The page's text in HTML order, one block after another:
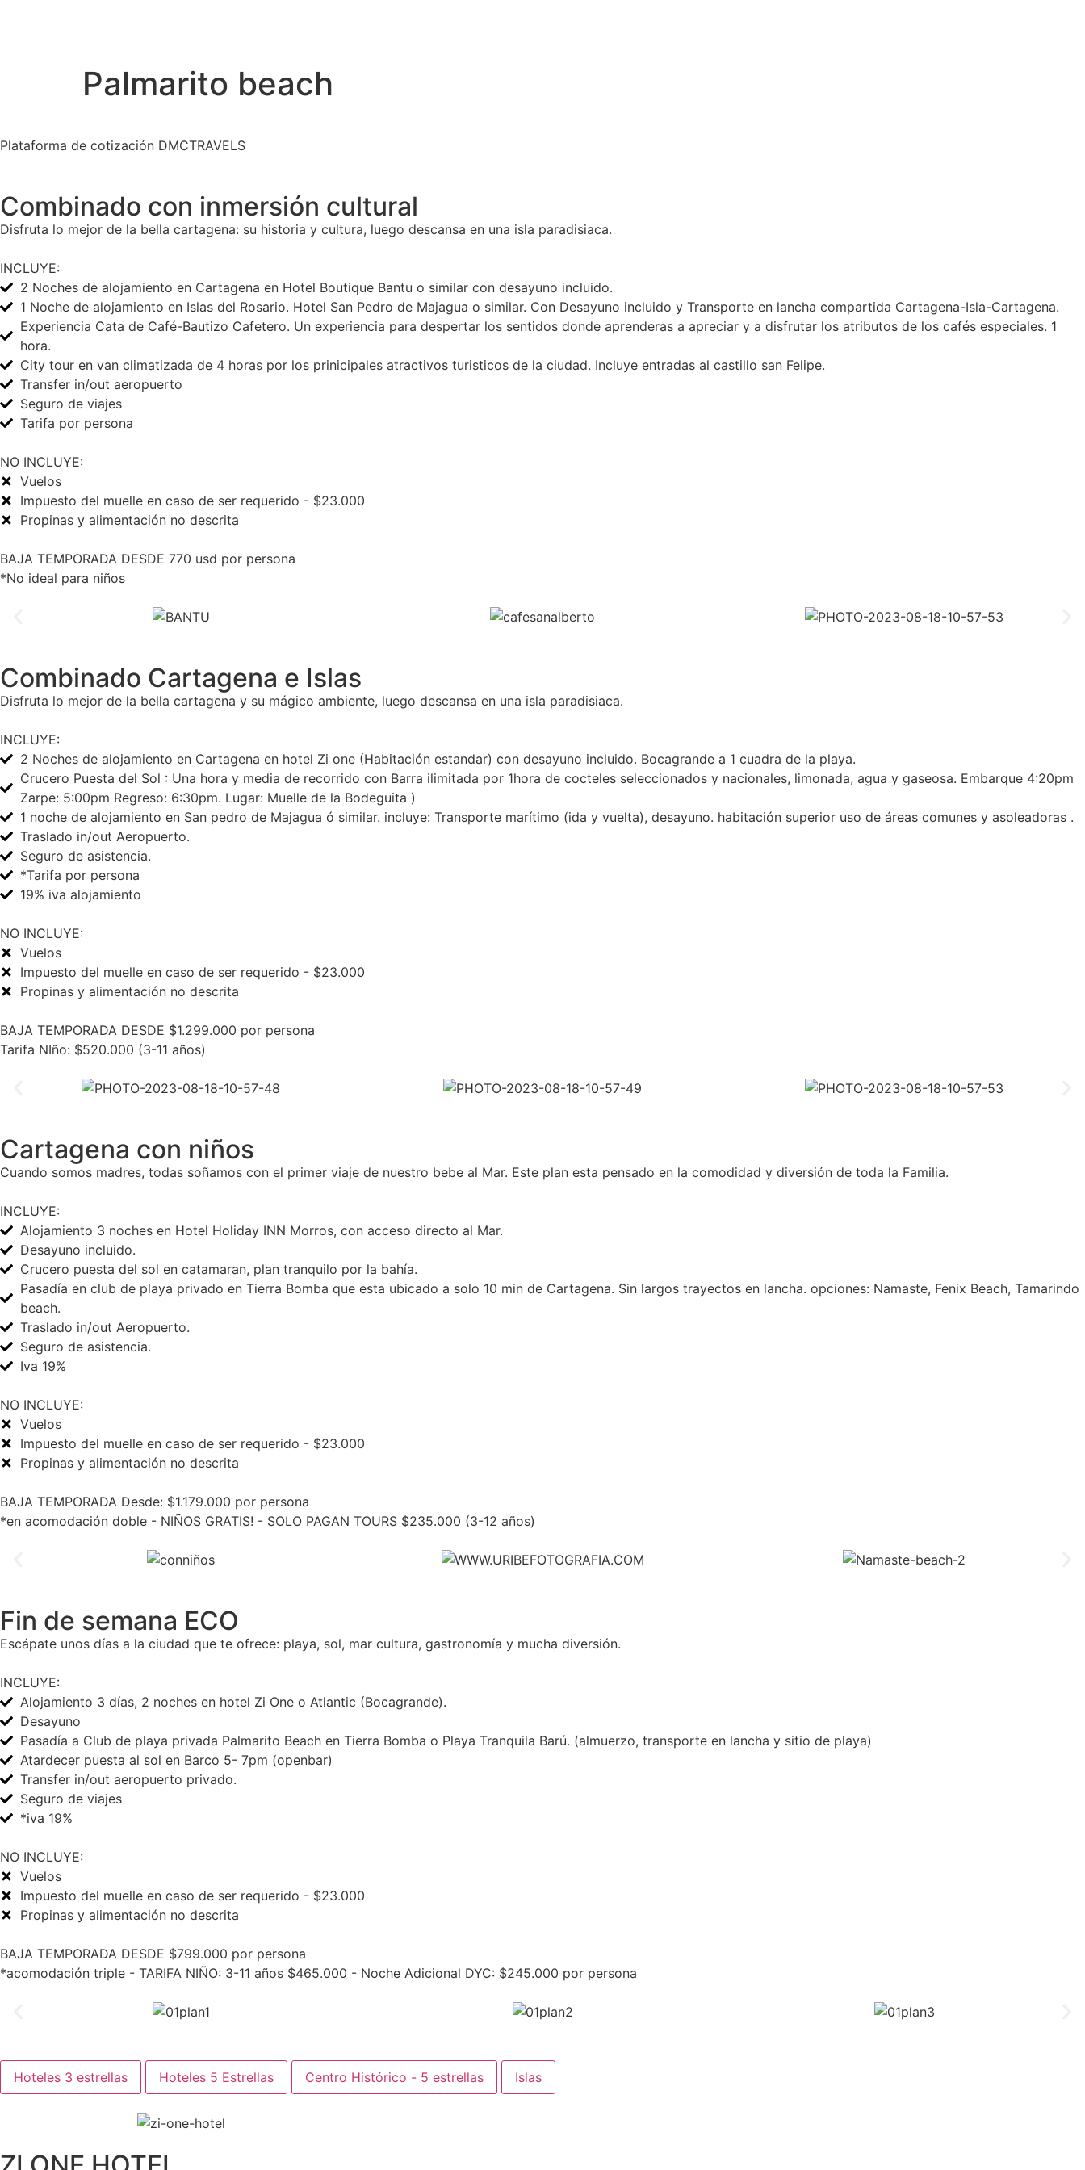
Palmarito beach
Plataforma de cotización DMCTRAVELS
Combinado con inmersión cultural
Disfruta lo mejor de la bella cartagena: su historia y cultura, luego descansa en una isla paradisiaca.
INCLUYE:
2 Noches de alojamiento en Cartagena en Hotel Boutique Bantu o similar con desayuno incluido.
1 Noche de alojamiento en Islas del Rosario. Hotel San Pedro de Majagua o similar. Con Desayuno incluido y Transporte en lancha compartida Cartagena-Isla-Cartagena.
Experiencia Cata de Café-Bautizo Cafetero. Un experiencia para despertar los sentidos donde aprenderas a apreciar y a disfrutar los atributos de los cafés especiales. 1
hora.
City tour en van climatizada de 4 horas por los prinicipales atractivos turisticos de la ciudad. Incluye entradas al castillo san Felipe.
Transfer in/out aeropuerto
Seguro de viajes
Tarifa por persona
NO INCLUYE:
Vuelos
Impuesto del muelle en caso de ser requerido - $23.000
Propinas y alimentación no descrita
BAJA TEMPORADA DESDE 770 usd por persona
*No ideal para niños
Combinado Cartagena e Islas
Disfruta lo mejor de la bella cartagena y su mágico ambiente, luego descansa en una isla paradisiaca.
INCLUYE:
2 Noches de alojamiento en Cartagena en hotel Zi one (Habitación estandar) con desayuno incluido. Bocagrande a 1 cuadra de la playa.
Crucero Puesta del Sol : Una hora y media de recorrido con Barra ilimitada por 1hora de cocteles seleccionados y nacionales, limonada, agua y gaseosa. Embarque 4:20pm
Zarpe: 5:00pm Regreso: 6:30pm. Lugar: Muelle de la Bodeguita )
1 noche de alojamiento en San pedro de Majagua ó similar. incluye: Transporte marítimo (ida y vuelta), desayuno. habitación superior uso de áreas comunes y asoleadoras .
Traslado in/out Aeropuerto.
Seguro de asistencia.
*Tarifa por persona
19% iva alojamiento
NO INCLUYE:
Vuelos
Impuesto del muelle en caso de ser requerido - $23.000
Propinas y alimentación no descrita
BAJA TEMPORADA DESDE $1.299.000 por persona
Tarifa NIño: $520.000 (3-11 años)
Cartagena con niños
Cuando somos madres, todas soñamos con el primer viaje de nuestro bebe al Mar. Este plan esta pensado en la comodidad y diversión de toda la Familia.
INCLUYE:
Alojamiento 3 noches en Hotel Holiday INN Morros, con acceso directo al Mar.
Desayuno incluido.
Crucero puesta del sol en catamaran, plan tranquilo por la bahía.
Pasadía en club de playa privado en Tierra Bomba que esta ubicado a solo 10 min de Cartagena. Sin largos trayectos en lancha. opciones: Namaste, Fenix Beach, Tamarindo
beach.
Traslado in/out Aeropuerto.
Seguro de asistencia.
Iva 19%
NO INCLUYE:
Vuelos
Impuesto del muelle en caso de ser requerido - $23.000
Propinas y alimentación no descrita
BAJA TEMPORADA Desde: $1.179.000 por persona
*en acomodación doble - NIÑOS GRATIS! - SOLO PAGAN TOURS $235.000 (3-12 años)
Fin de semana ECO
Escápate unos días a la ciudad que te ofrece: playa, sol, mar cultura, gastronomía y mucha diversión.
INCLUYE:
Alojamiento 3 días, 2 noches en hotel Zi One o Atlantic (Bocagrande).
Desayuno
Pasadía a Club de playa privada Palmarito Beach en Tierra Bomba o Playa Tranquila Barú. (almuerzo, transporte en lancha y sitio de playa)
Atardecer puesta al sol en Barco 5- 7pm (openbar)
Transfer in/out aeropuerto privado.
Seguro de viajes
*iva 19%
NO INCLUYE:
Vuelos
Impuesto del muelle en caso de ser requerido - $23.000
Propinas y alimentación no descrita
BAJA TEMPORADA DESDE $799.000 por persona
*acomodación triple - TARIFA NIÑO: 3-11 años $465.000 - Noche Adicional DYC: $245.000 por persona
Hoteles 3 estrellas Hoteles 5 Estrellas Centro Histórico - 5 estrellas Islas